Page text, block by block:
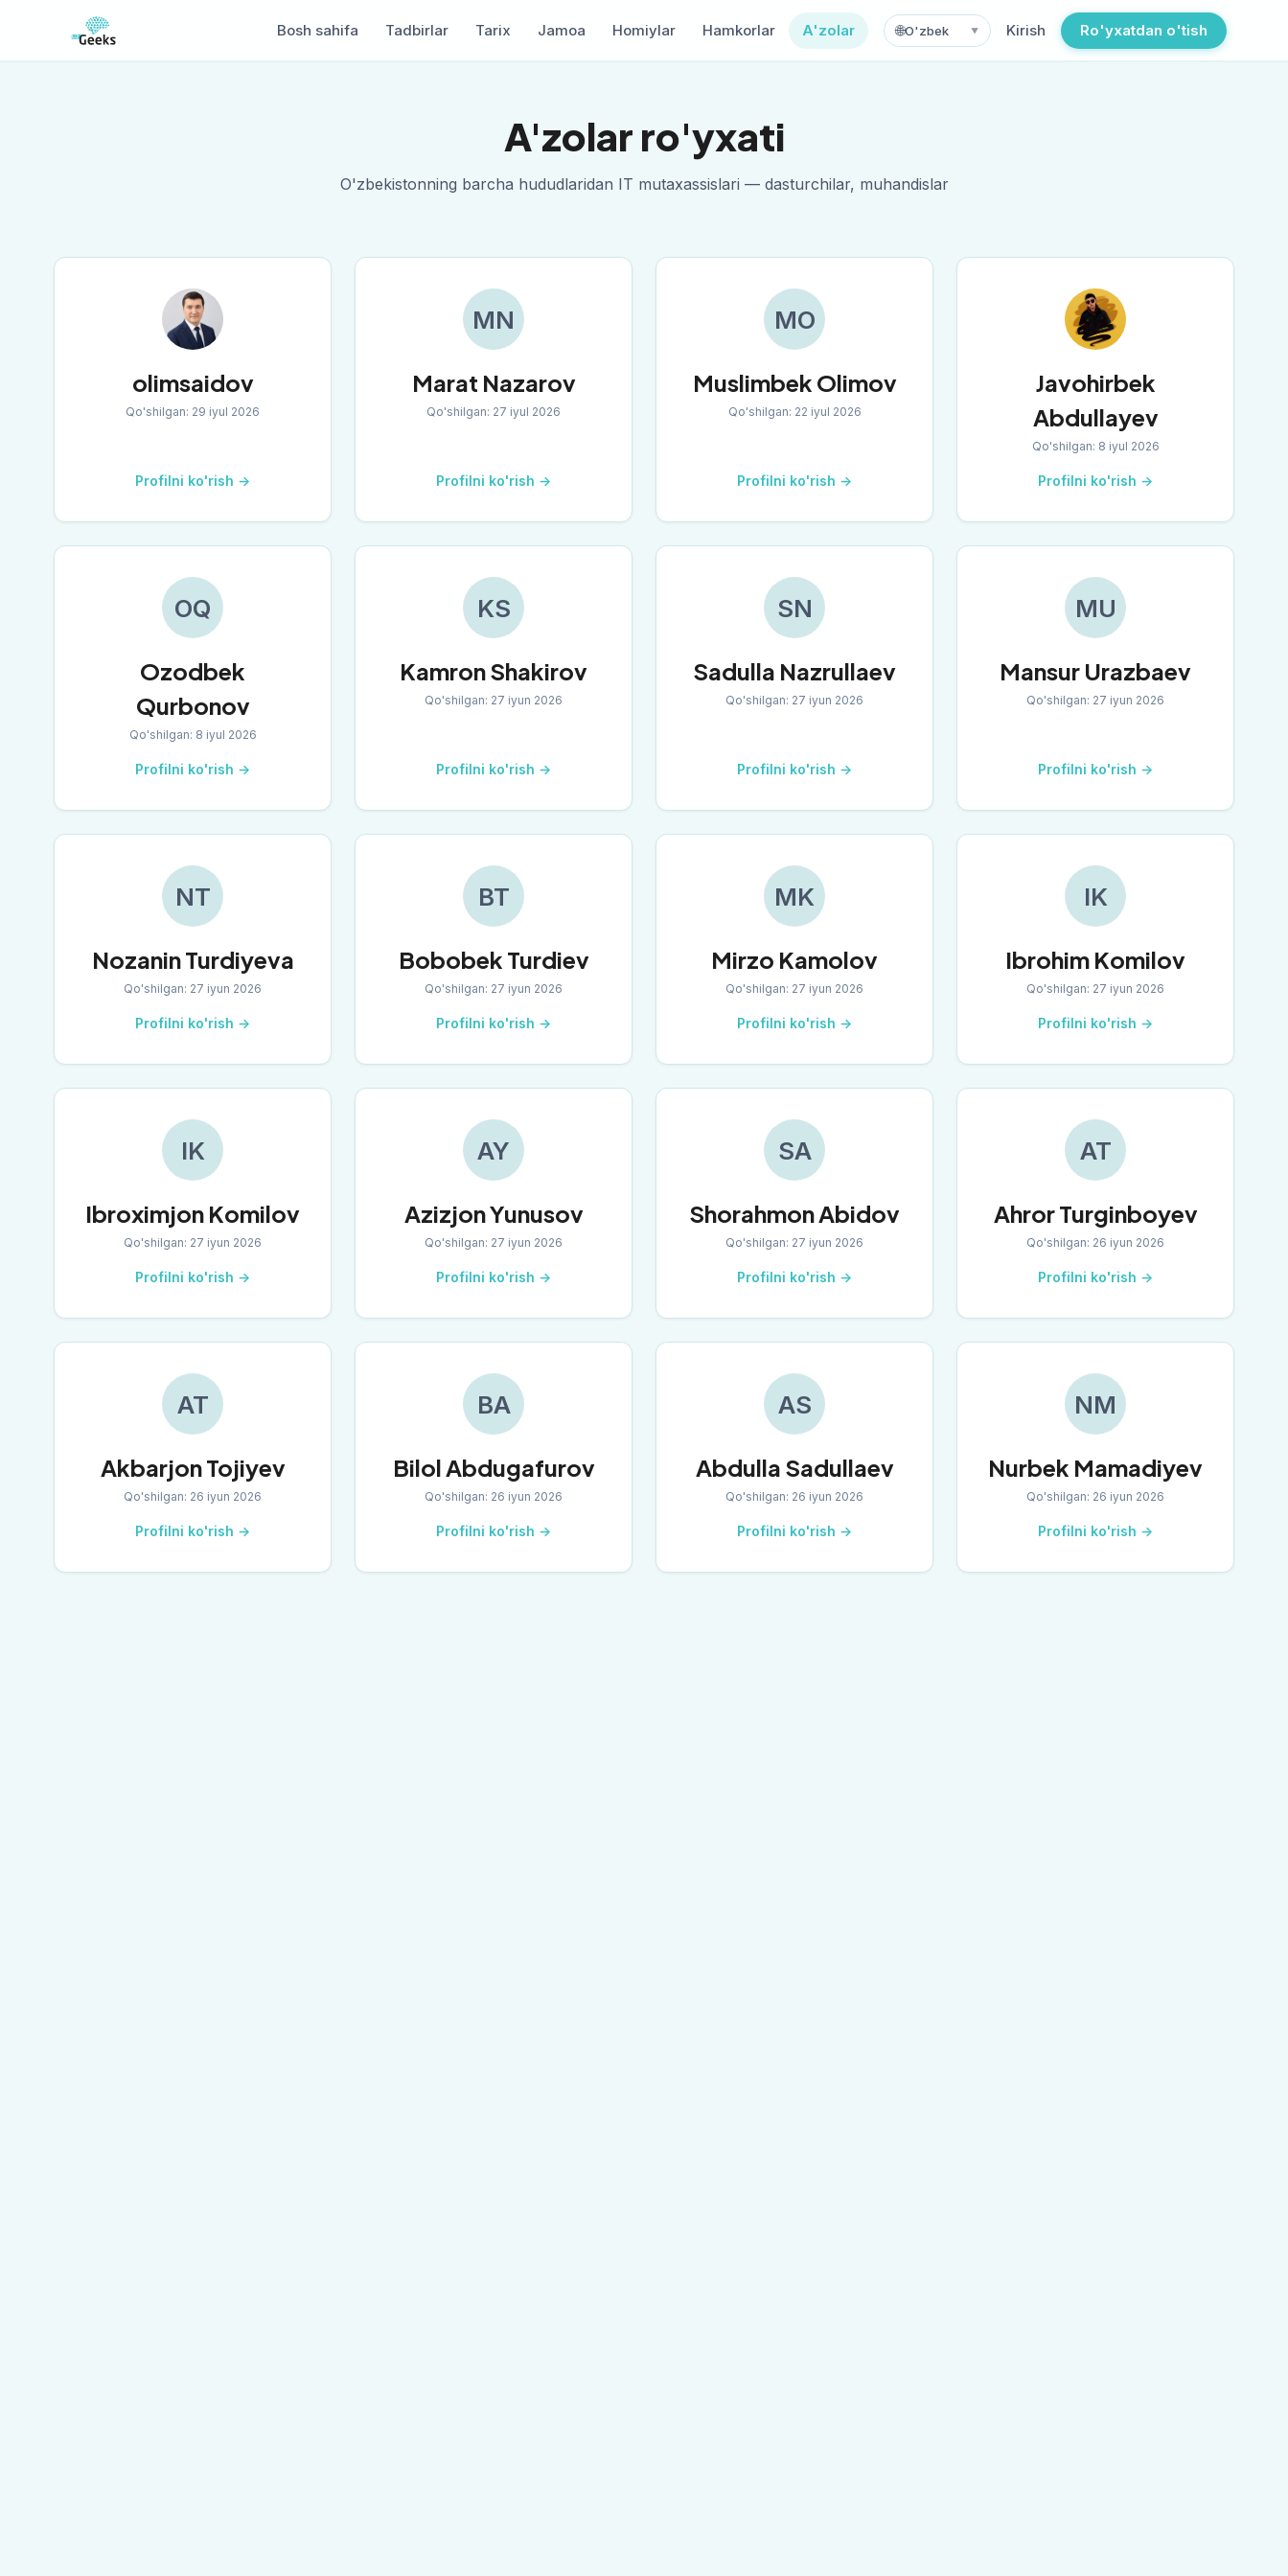
Bosh sahifa Tadbirlar Tarix Jamoa Homiylar Hamkorlar A'zolar 🌐O'zbek ▼ Kirish Ro'yxatdan o'tish
A'zolar ro'yxati
O'zbekistonning barcha hududlaridan IT mutaxassislari — dasturchilar, muhandislar
olimsaidov
Qo'shilgan: 29 iyul 2026
Profilni ko'rish →
MN
Marat Nazarov
Qo'shilgan: 27 iyul 2026
Profilni ko'rish →
MO
Muslimbek Olimov
Qo'shilgan: 22 iyul 2026
Profilni ko'rish →
Javohirbek
Abdullayev
Qo'shilgan: 8 iyul 2026
Profilni ko'rish →
OQ
Ozodbek
Qurbonov
Qo'shilgan: 8 iyul 2026
Profilni ko'rish →
KS
Kamron Shakirov
Qo'shilgan: 27 iyun 2026
Profilni ko'rish →
SN
Sadulla Nazrullaev
Qo'shilgan: 27 iyun 2026
Profilni ko'rish →
MU
Mansur Urazbaev
Qo'shilgan: 27 iyun 2026
Profilni ko'rish →
NT
Nozanin Turdiyeva
Qo'shilgan: 27 iyun 2026
Profilni ko'rish →
BT
Bobobek Turdiev
Qo'shilgan: 27 iyun 2026
Profilni ko'rish →
MK
Mirzo Kamolov
Qo'shilgan: 27 iyun 2026
Profilni ko'rish →
IK
Ibrohim Komilov
Qo'shilgan: 27 iyun 2026
Profilni ko'rish →
IK
Ibroximjon Komilov
Qo'shilgan: 27 iyun 2026
Profilni ko'rish →
AY
Azizjon Yunusov
Qo'shilgan: 27 iyun 2026
Profilni ko'rish →
SA
Shorahmon Abidov
Qo'shilgan: 27 iyun 2026
Profilni ko'rish →
AT
Ahror Turginboyev
Qo'shilgan: 26 iyun 2026
Profilni ko'rish →
AT
Akbarjon Tojiyev
Qo'shilgan: 26 iyun 2026
Profilni ko'rish →
BA
Bilol Abdugafurov
Qo'shilgan: 26 iyun 2026
Profilni ko'rish →
AS
Abdulla Sadullaev
Qo'shilgan: 26 iyun 2026
Profilni ko'rish →
NM
Nurbek Mamadiyev
Qo'shilgan: 26 iyun 2026
Profilni ko'rish →